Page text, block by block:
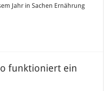
Jahr in Sachen Ernährung
funktioniert ein